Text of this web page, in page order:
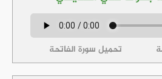
تحميل سورة الفاتحة